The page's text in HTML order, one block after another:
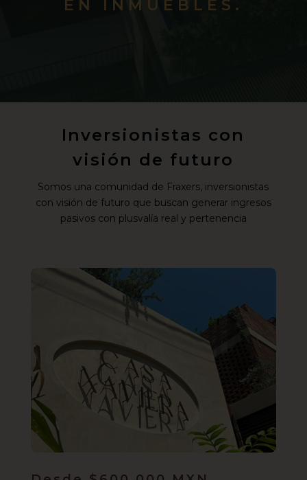
EN INMUEBLES.
Inversionistas con
visión de futuro
Somos una comunidad de Fraxers, inversionistas
con visión de futuro que buscan generar ingresos
pasivos con plusvalía real y pertenencia